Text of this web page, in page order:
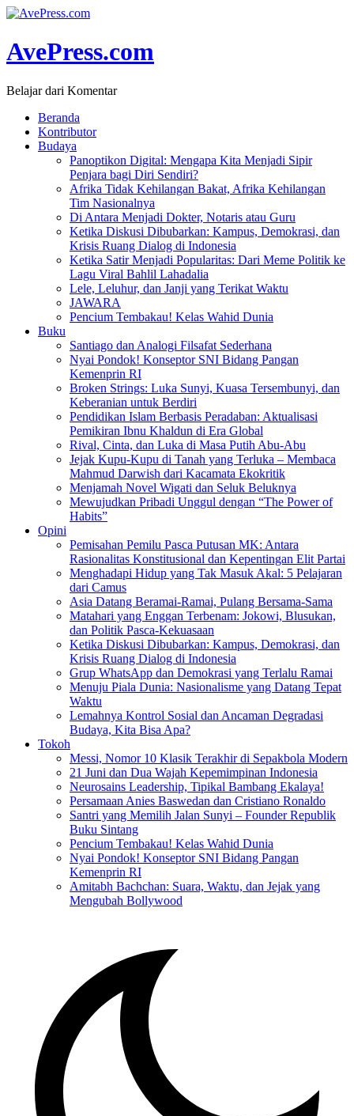
AvePress.com
Belajar dari Komentar
Beranda
Kontributor
Budaya
Panoptikon Digital: Mengapa Kita Menjadi Sipir
Penjara bagi Diri Sendiri?
Afrika Tidak Kehilangan Bakat, Afrika Kehilangan
Tim Nasionalnya
Di Antara Menjadi Dokter, Notaris atau Guru
Ketika Diskusi Dibubarkan: Kampus, Demokrasi, dan
Krisis Ruang Dialog di Indonesia
Ketika Satir Menjadi Popularitas: Dari Meme Politik ke
Lagu Viral Bahlil Lahadalia
Lele, Leluhur, dan Janji yang Terikat Waktu
JAWARA
Pencium Tembakau! Kelas Wahid Dunia
Buku
Santiago dan Analogi Filsafat Sederhana
Nyai Pondok! Konseptor SNI Bidang Pangan
Kemenprin RI
Broken Strings: Luka Sunyi, Kuasa Tersembunyi, dan
Keberanian untuk Berdiri
Pendidikan Islam Berbasis Peradaban: Aktualisasi
Pemikiran Ibnu Khaldun di Era Global
Rival, Cinta, dan Luka di Masa Putih Abu-Abu
Jejak Kupu-Kupu di Tanah yang Terluka – Membaca
Mahmud Darwish dari Kacamata Ekokritik
Menjamah Novel Wigati dan Seluk Beluknya
Mewujudkan Pribadi Unggul dengan “The Power of
Habits”
Opini
Pemisahan Pemilu Pasca Putusan MK: Antara
Rasionalitas Konstitusional dan Kepentingan Elit Partai
Menghadapi Hidup yang Tak Masuk Akal: 5 Pelajaran
dari Camus
Asia Datang Beramai-Ramai, Pulang Bersama-Sama
Matahari yang Enggan Terbenam: Jokowi, Blusukan,
dan Politik Pasca-Kekuasaan
Ketika Diskusi Dibubarkan: Kampus, Demokrasi, dan
Krisis Ruang Dialog di Indonesia
Grup WhatsApp dan Demokrasi yang Terlalu Ramai
Menuju Piala Dunia: Nasionalisme yang Datang Tepat
Waktu
Lemahnya Kontrol Sosial dan Ancaman Degradasi
Budaya, Kita Bisa Apa?
Tokoh
Messi, Nomor 10 Klasik Terakhir di Sepakbola Modern
21 Juni dan Dua Wajah Kepemimpinan Indonesia
Neurosains Leadership, Tipikal Bambang Ekalaya!
Persamaan Anies Baswedan dan Cristiano Ronaldo
Santri yang Memilih Jalan Sunyi – Founder Republik
Buku Sintang
Pencium Tembakau! Kelas Wahid Dunia
Nyai Pondok! Konseptor SNI Bidang Pangan
Kemenprin RI
Amitabh Bachchan: Suara, Waktu, dan Jejak yang
Mengubah Bollywood